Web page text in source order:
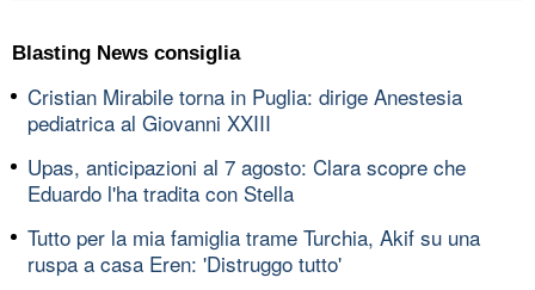
Blasting News consiglia
Cristian Mirabile torna in Puglia: dirige Anestesia
pediatrica al Giovanni XXIII
Upas, anticipazioni al 7 agosto: Clara scopre che
Eduardo l'ha tradita con Stella
Tutto per la mia famiglia trame Turchia, Akif su una
ruspa a casa Eren: 'Distruggo tutto'